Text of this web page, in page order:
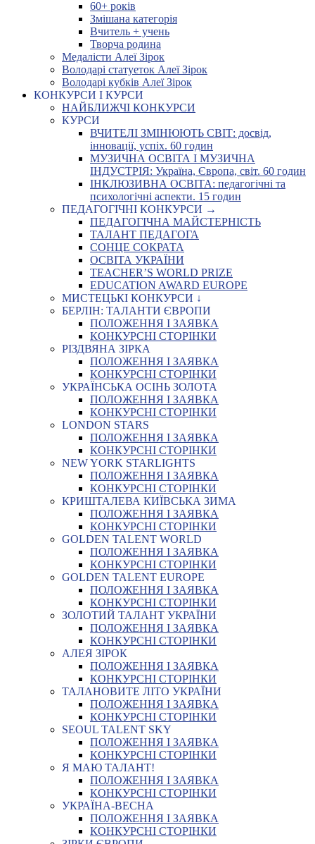
60+ років
Змішана категорія
Вчитель + учень
Творча родина
Медалісти Алеї Зірок
Володарі статуеток Алеї Зірок
Володарі кубків Алеї Зірок
КОНКУРСИ І КУРСИ
НАЙБЛИЖЧІ КОНКУРСИ
КУРСИ
ВЧИТЕЛІ ЗМІНЮЮТЬ СВІТ: досвід,
інновації, успіх. 60 годин
МУЗИЧНА ОСВІТА І МУЗИЧНА
ІНДУСТРІЯ: Україна, Європа, світ. 60 годин
ІНКЛЮЗИВНА ОСВІТА: педагогічні та
психологічні аспекти. 15 годин
ПЕДАГОГІЧНІ КОНКУРСИ →
ПЕДАГОГІЧНА МАЙСТЕРНІСТЬ
ТАЛАНТ ПЕДАГОГА
СОНЦЕ СОКРАТА
ОСВІТА УКРАЇНИ
TEACHER’S WORLD PRIZE
EDUCATION AWARD EUROPE
МИСТЕЦЬКІ КОНКУРСИ ↓
БЕРЛІН: ТАЛАНТИ ЄВРОПИ
ПОЛОЖЕННЯ І ЗАЯВКА
КОНКУРСНІ СТОРІНКИ
РІЗДВЯНА ЗІРКА
ПОЛОЖЕННЯ І ЗАЯВКА
КОНКУРСНІ СТОРІНКИ
УКРАЇНСЬКА ОСІНЬ ЗОЛОТА
ПОЛОЖЕННЯ І ЗАЯВКА
КОНКУРСНІ СТОРІНКИ
LONDON STARS
ПОЛОЖЕННЯ І ЗАЯВКА
КОНКУРСНІ СТОРІНКИ
NEW YORK STARLIGHTS
ПОЛОЖЕННЯ І ЗАЯВКА
КОНКУРСНІ СТОРІНКИ
КРИШТАЛЕВА КИЇВСЬКА ЗИМА
ПОЛОЖЕННЯ І ЗАЯВКА
КОНКУРСНІ СТОРІНКИ
GOLDEN TALENT WORLD
ПОЛОЖЕННЯ І ЗАЯВКА
КОНКУРСНІ СТОРІНКИ
GOLDEN TALENT EUROPE
ПОЛОЖЕННЯ І ЗАЯВКА
КОНКУРСНІ СТОРІНКИ
ЗОЛОТИЙ ТАЛАНТ УКРАЇНИ
ПОЛОЖЕННЯ І ЗАЯВКА
КОНКУРСНІ СТОРІНКИ
АЛЕЯ ЗІРОК
ПОЛОЖЕННЯ І ЗАЯВКА
КОНКУРСНІ СТОРІНКИ
ТАЛАНОВИТЕ ЛІТО УКРАЇНИ
ПОЛОЖЕННЯ І ЗАЯВКА
КОНКУРСНІ СТОРІНКИ
SEOUL TALENT SKY
ПОЛОЖЕННЯ І ЗАЯВКА
КОНКУРСНІ СТОРІНКИ
Я МАЮ ТАЛАНТ!
ПОЛОЖЕННЯ І ЗАЯВКА
КОНКУРСНІ СТОРІНКИ
УКРАЇНА-ВЕСНА
ПОЛОЖЕННЯ І ЗАЯВКА
КОНКУРСНІ СТОРІНКИ